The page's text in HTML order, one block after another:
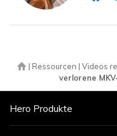
| Ressourcen | Videos
verlorene
Hero Produkte